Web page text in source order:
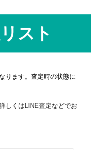
スト
ります。査定時の状態に
しくはLINE査定などでお